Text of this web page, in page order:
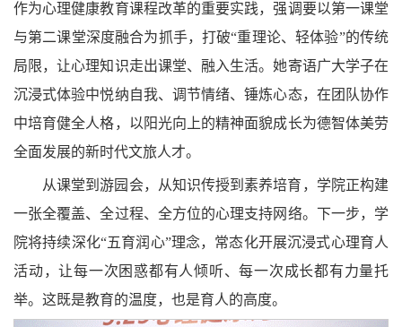
作为心理健康教育课程改革的重要实践，强调要以第一课堂
与第二课堂深度融合为抓手，打破“重理论、轻体验”的传统
局限，让心理知识走出课堂、融入生活。她寄语广大学子在
沉浸式体验中悦纳自我、调节情绪、锤炼心态，在团队协作
中培育健全人格，以阳光向上的精神面貌成长为德智体美劳
全面发展的新时代文旅人才。
从课堂到游园会，从知识传授到素养培育，学院正构建
一张全覆盖、全过程、全方位的心理支持网络。下一步，学
院将持续深化“五育润心”理念，常态化开展沉浸式心理育人
活动，让每一次困惑都有人倾听、每一次成长都有力量托
举。这既是教育的温度，也是育人的高度。